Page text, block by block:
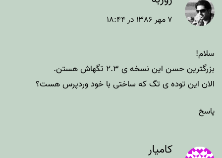
۷ مهر ۱۳۸۶ در ۱۸:۴۴
سلام!
بزرگترین حسن این نسخه ی ۲.۳ تگهاش هستن.
الان این توده ی تگ که ساختی با خود وردپرس هست؟
پاسخ
کامیار